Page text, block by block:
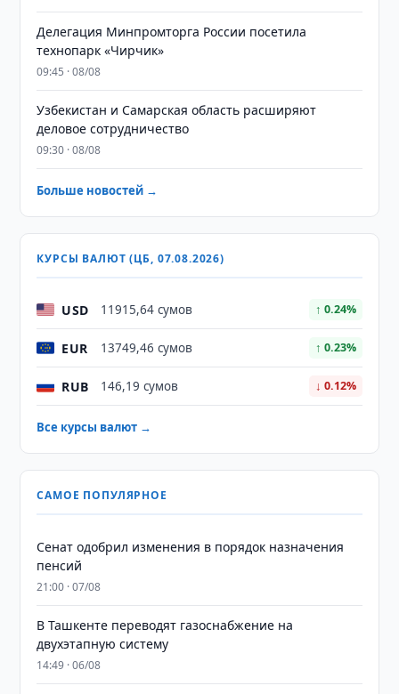
Делегация Минпромторга России посетила
технопарк «Чирчик»
09:45 · 08/08
Узбекистан и Самарская область расширяют
деловое сотрудничество
09:30 · 08/08
Больше новостей →
КУРСЫ ВАЛЮТ (ЦБ, 07.08.2026)
USD 11915,64 сумов ↑ 0.24%
EUR 13749,46 сумов ↑ 0.23%
RUB 146,19 сумов ↓ 0.12%
Все курсы валют →
САМОЕ ПОПУЛЯРНОЕ
Сенат одобрил изменения в порядок назначения
пенсий
21:00 · 07/08
В Ташкенте переводят газоснабжение на
двухэтапную систему
14:49 · 06/08